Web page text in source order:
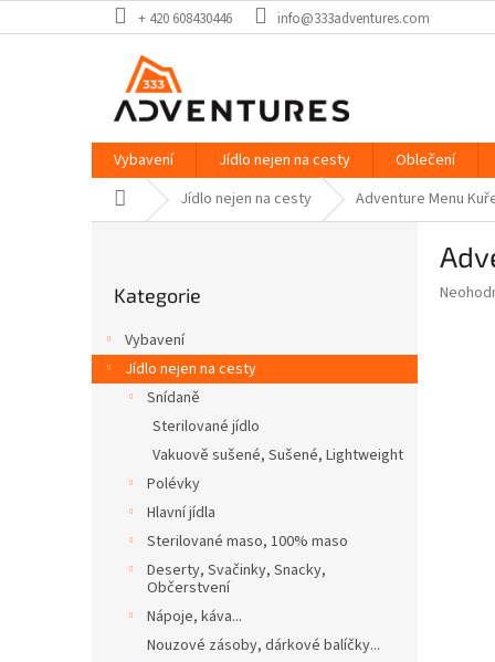
na
+ 420 608430446 info@333adventures.com
Vybavení Jídlo nejen na cesty
Oblečení
Domů Jídlo nejen na cesty Adventure Menu
a
n
kategorie
Kategorie
Vybavení
Jídlo nejen na cesty
Snídaně
Sterilované jídlo
Vakuově sušené, Sušené, Lightweight
Polévky
Hlavní jídla
Sterilované maso, 100% maso
Deserty, Svačinky, Snacky,
Občerstvení
Nápoje, káva...
Nouzové zásoby, dárkové balíčky...